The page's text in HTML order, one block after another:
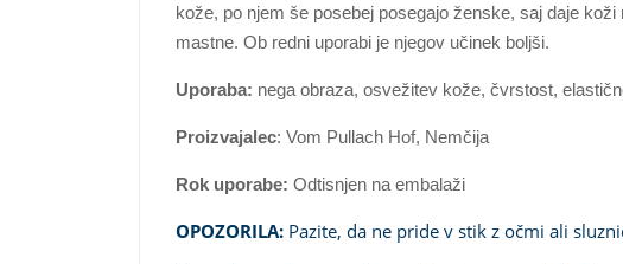
kože, po njem še posebej posegajo ženske, saj daje koži
mastne. Ob redni uporabi je njegov učinek boljši.
Uporaba: nega obraza, osvežitev kože, čvrstost,
Proizvajalec: Vom Pullach Hof, Nemčija
Rok uporabe: Odtisnjen na embalaži
OPOZORILA: Pazite, da ne pride v stik z očmi ali